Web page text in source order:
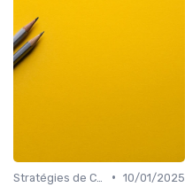
• 10/01/2025